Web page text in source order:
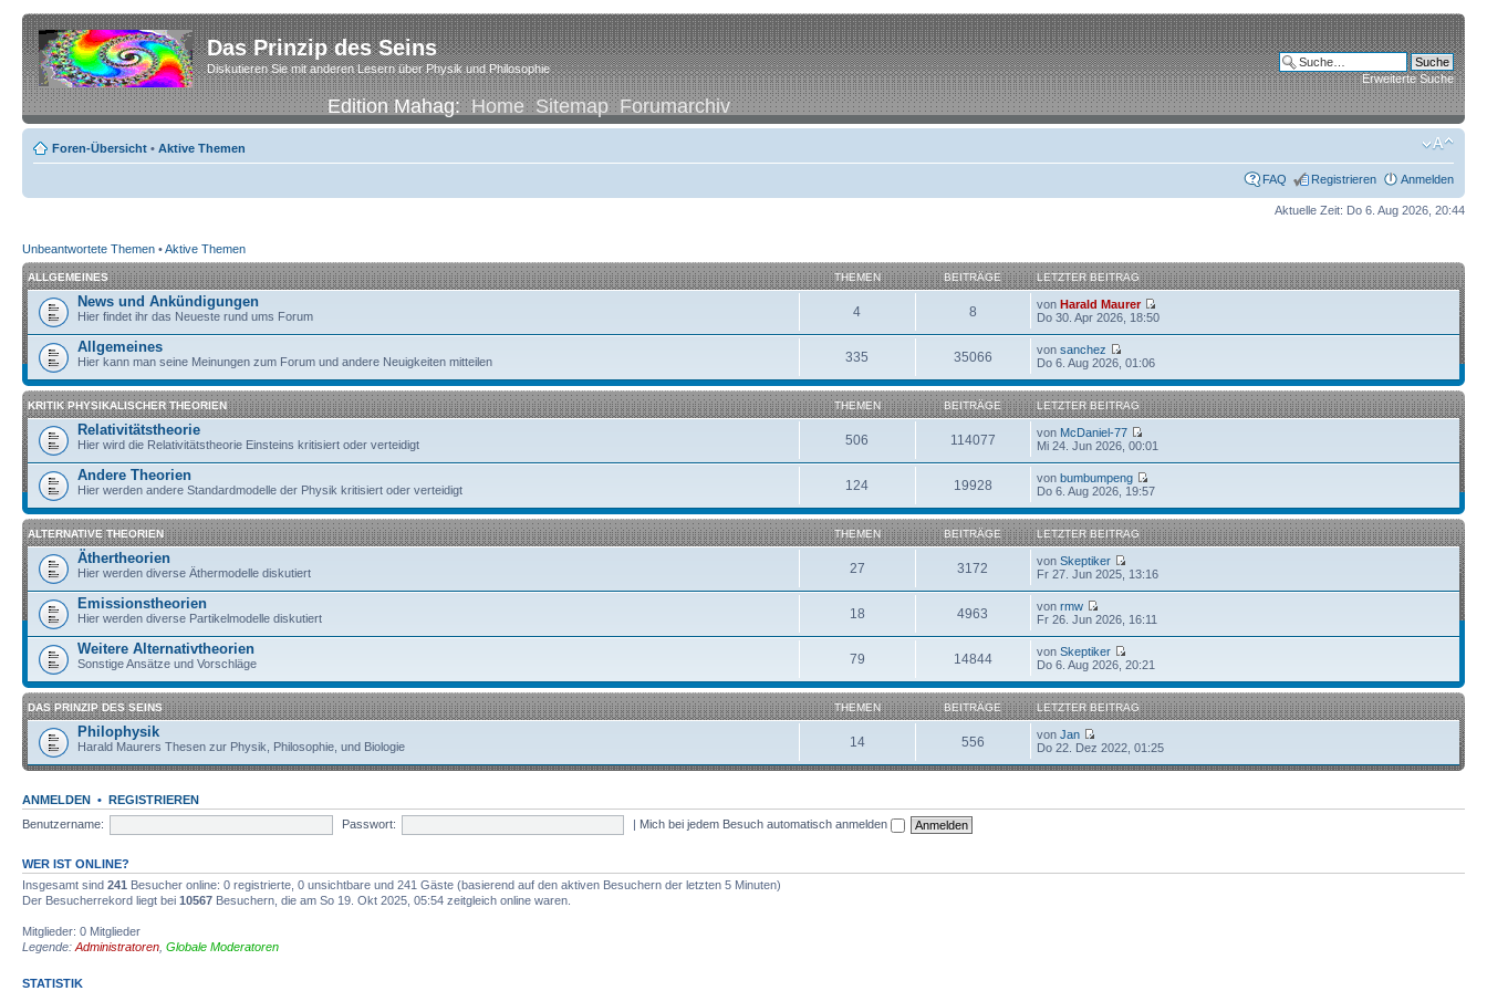
Das Prinzip des Seins
Diskutieren Sie mit anderen Lesern über Physik und Philosophie
Edition Mahag:Home Sitemap Forumarchiv
Erweiterte Suche
Foren-Übersicht • Aktive Themen
FAQ Registrieren Anmelden
Aktuelle Zeit: Do 6. Aug 2026, 20:44
Unbeantwortete Themen •Aktive Themen
ALLGEMEINES THEMEN BEITRÄGE LETZTER BEITRAG
News und Ankündigungen
Hier findet ihr das Neueste rund ums Forum 4 8 vonHarald Maurer
Do 30. Apr 2026, 18:50
Allgemeines
Hier kann man seine Meinungen zum Forum und andere Neuigkeiten mitteilen 335 35066 vonsanchez
Do 6. Aug 2026, 01:06
KRITIK PHYSIKALISCHER THEORIEN THEMEN BEITRÄGE LETZTER BEITRAG
Relativitätstheorie
Hier wird die Relativitätstheorie Einsteins kritisiert oder verteidigt 506 114077 von McDaniel-77
Mi 24. Jun 2026, 00:01
Andere Theorien
Hier werden andere Standardmodelle der Physik kritisiert oder verteidigt 124 19928 vonbumbumpeng
Do 6. Aug 2026, 19:57
ALTERNATIVE THEORIEN THEMEN BEITRÄGE LETZTER BEITRAG
Äthertheorien
Hier werden diverse Äthermodelle diskutiert 27 3172 vonSkeptiker
Fr 27. Jun 2025, 13:16
Emissionstheorien
Hier werden diverse Partikelmodelle diskutiert 18 4963 vonrmw
Fr 26. Jun 2026, 16:11
Weitere Alternativtheorien
Sonstige Ansätze und Vorschläge 79 14844 vonSkeptiker
Do 6. Aug 2026, 20:21
DAS PRINZIP DES SEINS THEMEN BEITRÄGE LETZTER BEITRAG
Philophysik
Harald Maurers Thesen zur Physik, Philosophie, und Biologie 14 556 vonJan
Do 22. Dez 2022, 01:25
ANMELDEN • REGISTRIEREN
Benutzername:
Passwort: | Mich bei jedem Besuch automatisch anmelden
WER IST ONLINE?
Insgesamt sind 241 Besucher online: 0 registrierte, 0 unsichtbare und 241 Gäste (basierend auf den aktiven Besuchern der letzten 5 Minuten)
Der Besucherrekord liegt bei 10567 Besuchern, die am So 19. Okt 2025, 05:54 zeitgleich online waren.
Mitglieder: 0 Mitglieder
Legende: Administratoren Globale Moderatoren
STATISTIK